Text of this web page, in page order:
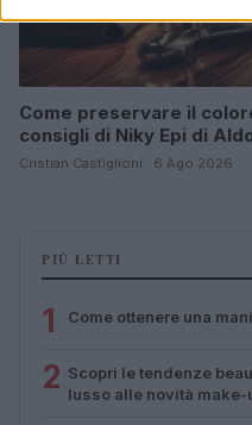
Come preservare il
consigli di Niky Epi di
Cristian Castiglioni · 6 Ago 2026
PIÙ LETTI
1 Come ottenere una
2 Scopri le tendenze
lusso alle novità make-